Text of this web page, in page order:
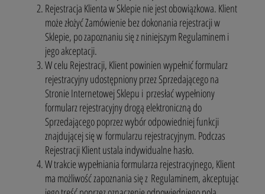
Rejestracja Klienta w Sklepie nie jest obowiązkowa. Klient
może złożyć Zamówienie bez dokonania rejestracji w
Sklepie, po zapoznaniu się z niniejszym Regulaminem i
jego akceptacji.
W celu Rejestracji, Klient powinien wypełnić formularz
rejestracyjny udostępniony przez Sprzedającego na
Stronie Internetowej Sklepu i przesłać wypełniony
formularz rejestracyjny drogą elektroniczną do
Sprzedającego poprzez wybór odpowiedniej funkcji
znajdującej się w formularzu rejestracyjnym. Podczas
Rejestracji Klient ustala indywidualne hasło.
W trakcie wypełniania formularza rejestracyjnego, Klient
ma możliwość zapoznania się z Regulaminem, akceptując